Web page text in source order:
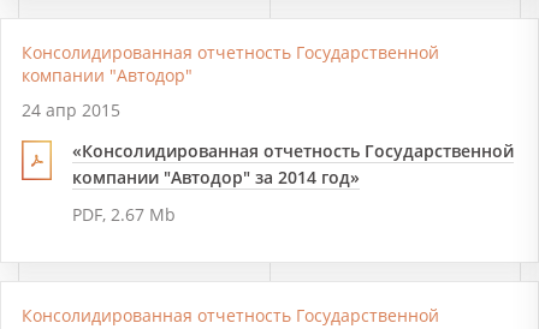
Консолидированная отчетность Государственной
компании "Автодор"
24 апр 2015
«Консолидированная отчетность Государственной
компании "Автодор" за 2014 год»
PDF, 2.67 Mb
Консолидированная отчетность Государственной